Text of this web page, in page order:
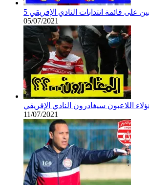
على قائمة انتدابات النادي الإفريقي
05/07/2021
اللاعبون سيغادرون النادي الإفريقي
11/07/2021